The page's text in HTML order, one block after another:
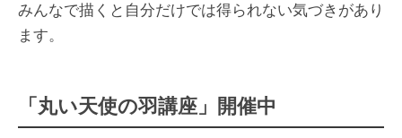
みんなで描くと自分だけでは得られない気づきがあり
ます。
「丸い天使の羽講座」開催中